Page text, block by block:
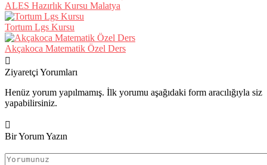
ALES Hazırlık Kursu Malatya
Tortum Lgs Kursu
Akçakoca Matematik Özel Ders
Ziyaretçi Yorumları
Henüz yorum yapılmamış. İlk yorumu aşağıdaki form aracılığıyla siz
yapabilirsiniz.
Bir Yorum Yazın